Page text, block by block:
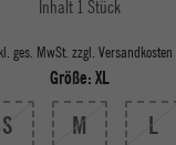
Inhalt 1 Stück
ges. MwSt. zzgl. Versandkosten
Größe:XL
S M L